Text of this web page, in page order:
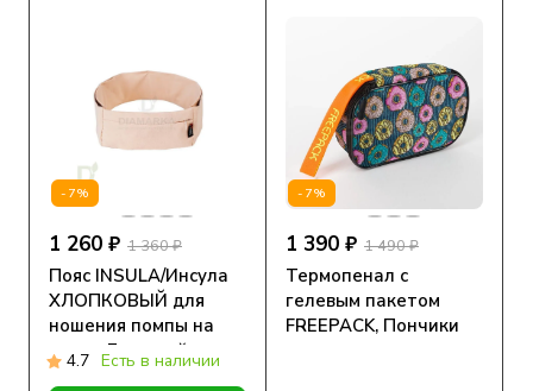
-7%
1 260 ₽ 1 360 ₽
Пояс INSULA/Инсула
ХЛОПКОВЫЙ для
ношения помпы на
талии Бежевый
4.7 Есть в наличии
-7%
1 390 ₽ 1 490 ₽
Термопенал с
гелевым пакетом
FREEPACK, Пончики